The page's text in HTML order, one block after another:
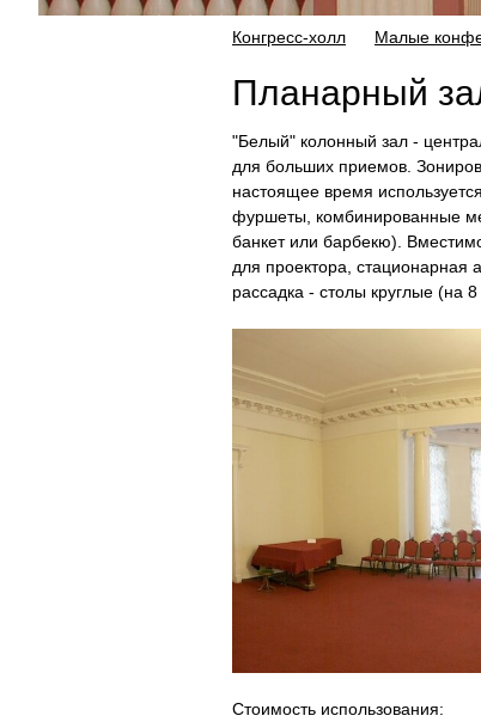
Конгресс-холл Малые
Планарный
"Белый" колонный зал -
для больших приемов.
настоящее время
фуршеты, комбинированные
банкет или барбекю).
для проектора, стационарная
рассадка - столы круглые (на
Стоимость использования: